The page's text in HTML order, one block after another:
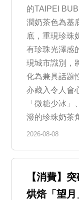
的TAIPEI
潤奶茶色為基
底，重現珍珠
有珍珠光澤感
現城市識別，
化為兼具話
亦藏入令人會
「微糖少冰
潑的珍珠奶茶
2026-08-08
【消費】
烘焙「望